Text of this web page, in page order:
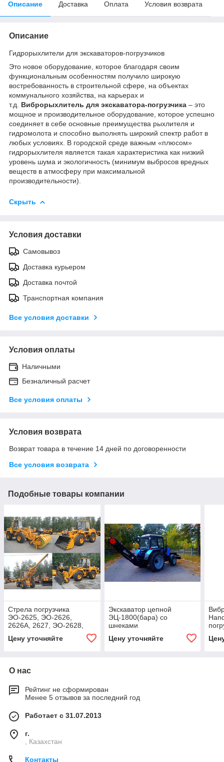
Описание Доставка Оплата Условия возврата
Описание
Гидрорыхлители для экскаваторов-погрузчиков
Это новое оборудование, которое благодаря своим
функциональным особенностям получило широкую
востребованность в строительной сфере, на объектах
коммунального хозяйства, на карьерах и
т.д. Виброрыхлитель для экскаватора-погрузчика – это
мощное и производительное оборудование, которое успешно
соединяет в себе основные преимущества рыхлителя и
гидромолота и способно выполнять широкий спектр работ в
любых условиях. В городской среде важным «плюсом»
гидрорыхлителя является такая характеристика как низкий
уровень шума и экологичность (минимум выбросов вредных
веществ в атмосферу при максимальной
производительности).
Скрыть
Условия доставки
Самовывоз
Доставка курьером
Доставка почтой
Транспортная компания
Все условия доставки
Условия оплаты
Наличными
Безналичный расчет
Все условия оплаты
Условия возврата
Возврат товара в течение 14 дней по договоренности
Все условия возврата
Подобные товары компании
Стрела погрузчика
ЭО-2625, ЭО-2626,
2626А, 2627, ЭО-2628,
80х56х630х1010 40,0 7
Цену уточняйте
Экскаватор цепной
ЭЦ-1800(бара) со
шнеками
Цену уточняйте
О нас
Рейтинг не сформирован
Менее 5 отзывов за последний год
Работает с 31.07.2013
г.
, Казахстан
Контакты